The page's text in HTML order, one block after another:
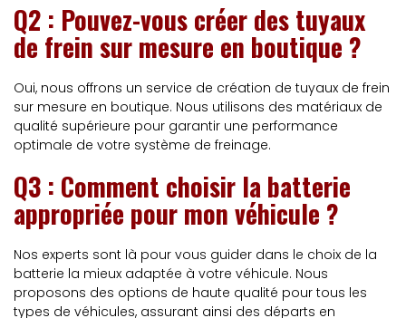
Q2 : Pouvez-vous créer des tuyaux
de frein sur mesure en boutique ?
Oui, nous offrons un service de création de tuyaux de frein
sur mesure en boutique. Nous utilisons des matériaux de
qualité supérieure pour garantir une performance
optimale de votre système de freinage.
Q3 : Comment choisir la batterie
appropriée pour mon véhicule ?
Nos experts sont là pour vous guider dans le choix de la
batterie la mieux adaptée à votre véhicule. Nous
proposons des options de haute qualité pour tous les
types de véhicules, assurant ainsi des départs en